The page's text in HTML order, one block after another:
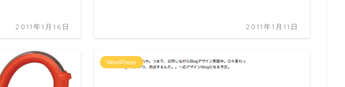
2011年1月16日 2011年1月11日
WordPress